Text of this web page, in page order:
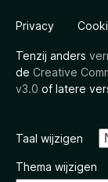
Privacy
Tenzij anders
de Creative
v3.0 of latere
Taal wijzigen
Thema wijzigen